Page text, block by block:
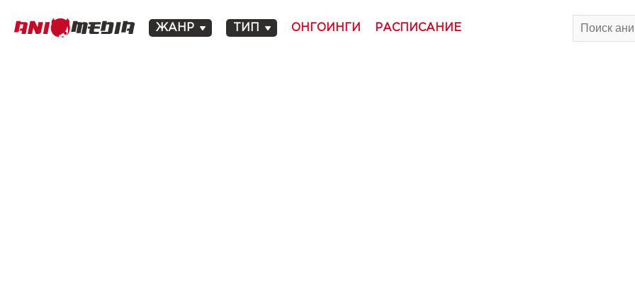
ЖАНР ТИП ОНГОИНГИ РАСПИСАНИЕ